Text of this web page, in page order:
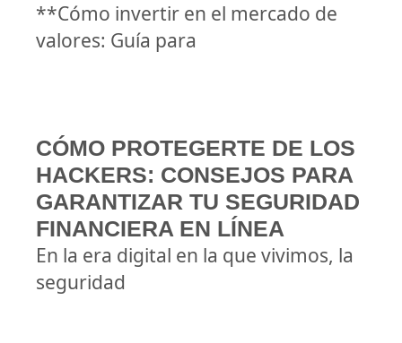
**Cómo invertir en el mercado de
valores: Guía para
CÓMO PROTEGERTE DE LOS
HACKERS: CONSEJOS PARA
GARANTIZAR TU SEGURIDAD
FINANCIERA EN LÍNEA
En la era digital en la que vivimos, la
seguridad